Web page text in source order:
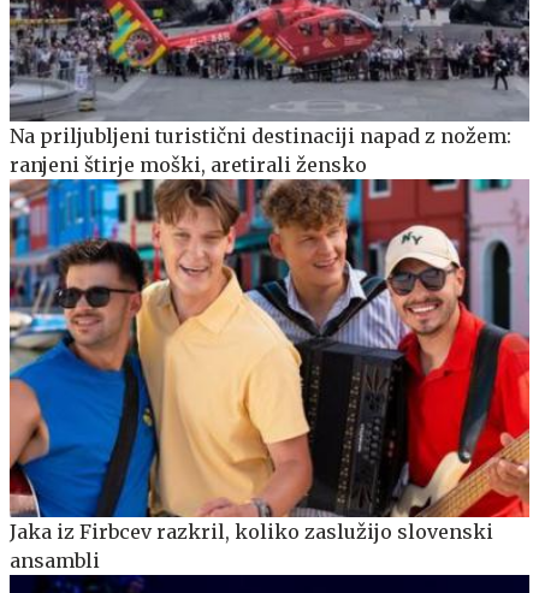
Na priljubljeni turistični destinaciji napad z nožem:
ranjeni štirje moški, aretirali žensko
Jaka iz Firbcev razkril, koliko zaslužijo slovenski
ansambli